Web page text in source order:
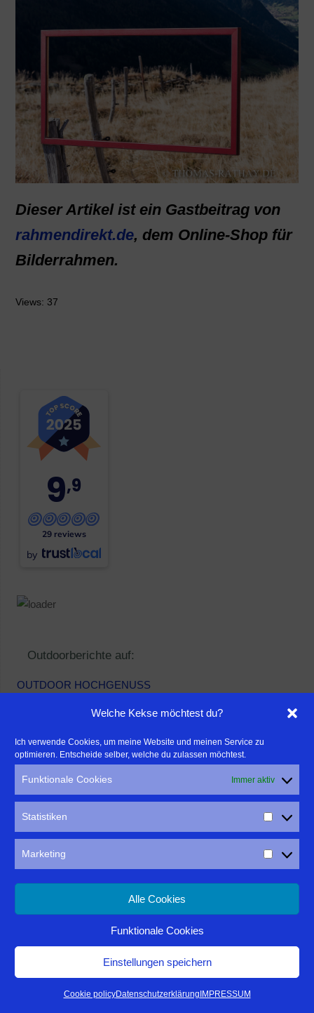
Welche Kekse möchtest du?
Ich verwende Cookies, um meine Website und meinen Service zu
optimieren. Entscheide selber, welche du zulassen möchtest.
Funktionale Cookies Immer aktiv
Statistiken
Marketing
Alle Cookies
Funktionale Cookies
Einstellungen speichern
Cookie policyDatenschutzerklärung IMPRESSUM
Dieser Artikel ist ein Gastbeitrag von
rahmendirekt.de, dem Online-Shop für
Bilderrahmen.
Views: 37
9,9
29 reviews
by
Outdoorberichte auf:
OUTDOOR HOCHGENUSS
Ich freue mich über eure Anfragen und Kommentare
tr@thomas-rathay.deoder Telefon: +49 176 244 923
16
Suche nach Stichworten